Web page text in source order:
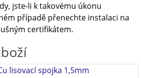
jste-li k takovému úkonu
případě přenechte instalaci na
certifikátem.
lisovací spojka 1,5mm